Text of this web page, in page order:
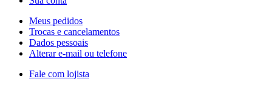
Meus pedidos
Trocas e cancelamentos
Dados pessoais
Alterar e-mail ou telefone
Fale com lojista